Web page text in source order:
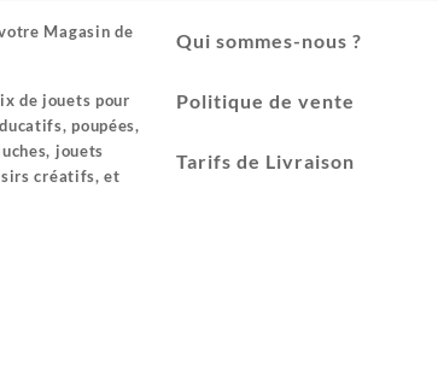
Magasin de
de jouets pour
poupées,
jouets
créatifs, et
Qui sommes-nous ?
Politique de vente
Tarifs de Livraison